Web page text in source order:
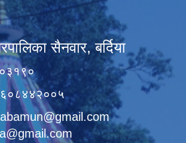
सैनवार, बर्दिया